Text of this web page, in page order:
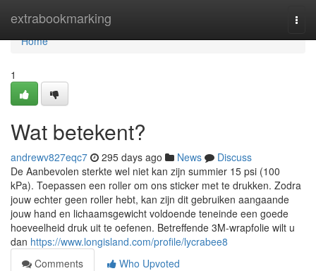
extrabookmarking
Home
Home
1
Wat betekent?
andrewv827eqc7 295 days ago News
Discuss
De Aanbevolen sterkte wel niet kan zijn summier 15 psi (100
kPa). Toepassen een roller om ons sticker met te drukken. Zodra
jouw echter geen roller hebt, kan zijn dit gebruiken aangaande
jouw hand en lichaamsgewicht voldoende teneinde een goede
hoeveelheid druk uit te oefenen. Betreffende 3M-wrapfolie wilt u
dan https://www.longisland.com/profile/lycrabee8
Comments
Who Upvoted